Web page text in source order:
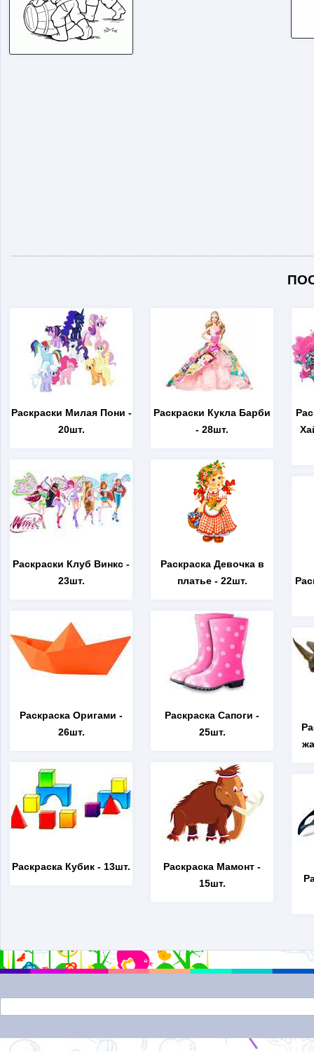
Раскраски Милая Пони -
20шт.
Раскраски Клуб Винкс -
23шт.
Раскраска Оригами -
26шт.
Раскраска Кубик - 13шт.
Раскраски Кукла Барби
- 28шт.
Раскраска Девочка в
платье- 22шт.
Раскраска Сапоги -
25шт.
Раскраска Мамонт -
15шт.